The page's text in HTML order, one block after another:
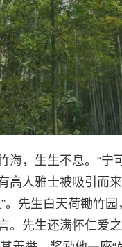
海，生生不息。“
高人雅士被吸引
。先生白天荷锄竹
。先生还满怀仁爱